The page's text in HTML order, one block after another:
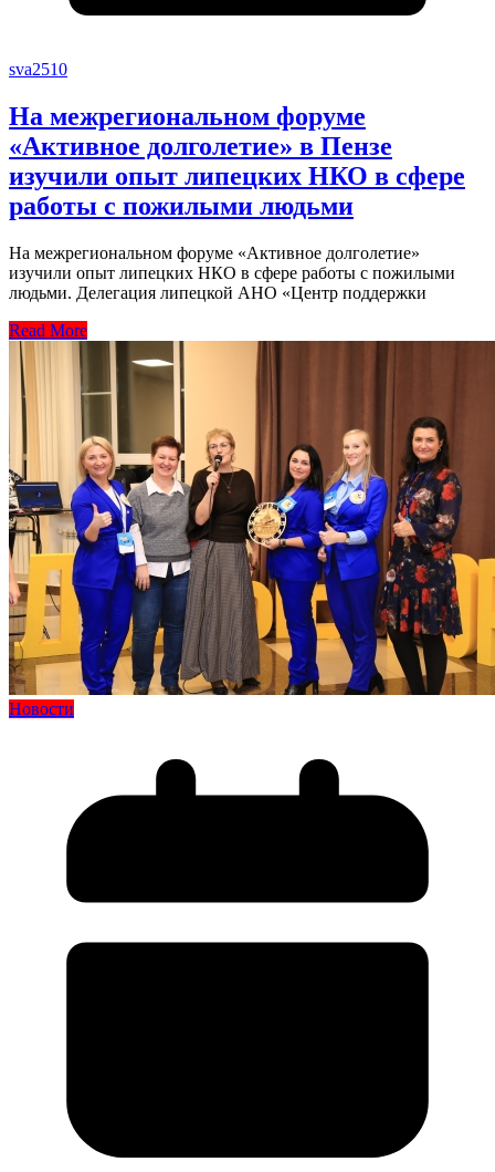
sva2510
На межрегиональном форуме
«Активное долголетие» в Пензе
изучили опыт липецких НКО в сфере
работы с пожилыми людьми
На межрегиональном форуме «Активное долголетие»
изучили опыт липецких НКО в сфере работы с пожилыми
людьми. Делегация липецкой АНО «Центр поддержки
Read More
Новости